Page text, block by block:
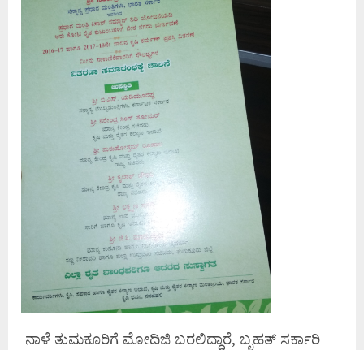
ನಾಳೆ ತುಮಕೂರಿಗೆ ಮೋದಿಜಿ ಬರಲಿದ್ದಾರೆ, ಬೃಹತ್ ಸರ್ಕಾರಿ